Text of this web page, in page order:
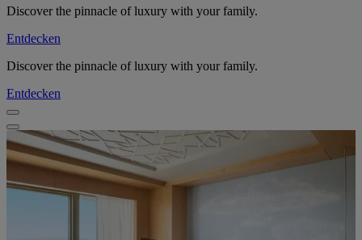
Discover the pinnacle of luxury with your family.
Entdecken
Discover the pinnacle of luxury with your family.
Entdecken